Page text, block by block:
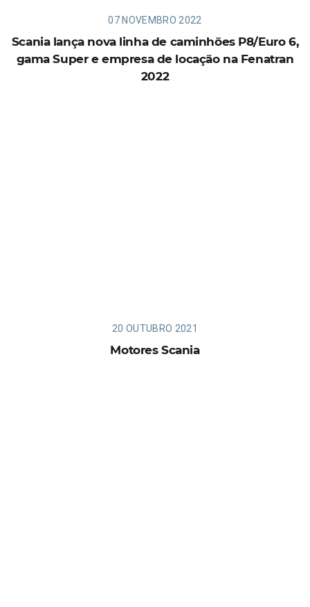
07 NOVEMBRO 2022
Scania lança nova linha de caminhões P8/Euro 6,
gama Super e empresa de locação na Fenatran
2022
20 OUTUBRO 2021
Motores Scania